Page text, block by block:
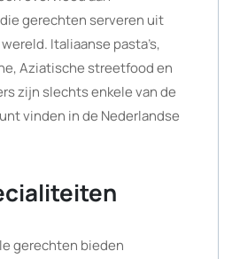
gerechten serveren uit
Italiaanse pasta’s,
Aziatische streetfood en
zijn slechts enkele van de
vinden in de Nederlandse
gerechten bieden